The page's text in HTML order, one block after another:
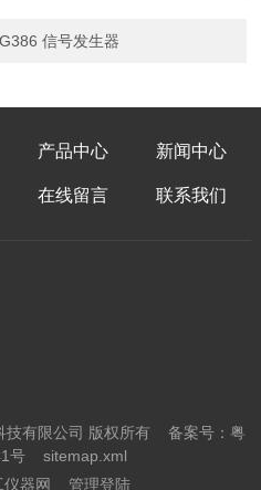
信号发生器
产品中心 新闻中心
在线留言 联系我们
技有限公司 版权所有备案号：粤
号
sitemap.xml
仪器网 管理登陆